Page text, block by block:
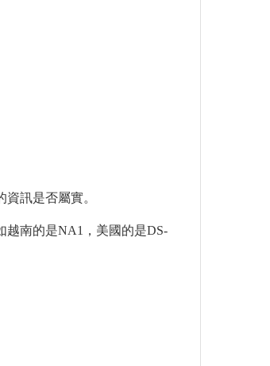
訊是否屬實。
越南的是NA1，美國的是DS-